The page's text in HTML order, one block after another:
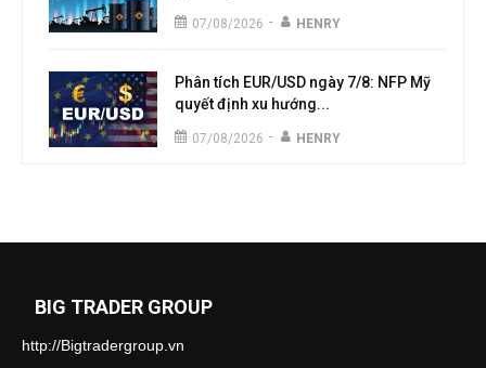
07/08/2026 - HENRY
Phân tích EUR/USD ngày 7/8: NFP Mỹ
quyết định xu hướng...
07/08/2026 - HENRY
BIG TRADER GROUP
http://Bigtradergroup.vn